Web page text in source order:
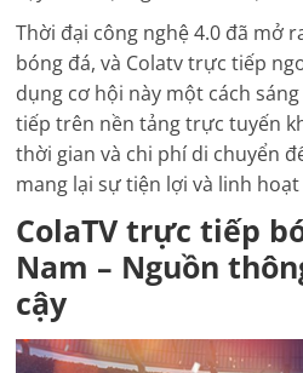
Thời đại công nghệ 4.0 đã mở
bóng đá, và Colatv trực tiếp
dụng cơ hội này một cách
tiếp trên nền tảng trực tuyến
thời gian và chi phí di chuyển
mang lại sự tiện lợi và linh
ColaTV trực tiếp
Nam – Nguồn
cậy